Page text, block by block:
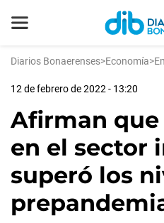
Diarios Bonaerenses>Economía>
12 de febrero de 2022 - 13:20
Afirman
en el sector
superó los